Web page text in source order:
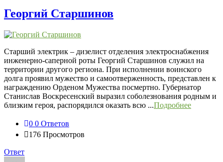
Георгий Старшинов
Старший электрик – дизелист отделения электроснабжения
инженерно-саперной роты Георгий Старшинов служил на
территории другого региона. При исполнении воинского
долга проявил мужество и самоотверженность, представлен к
награждению Орденом Мужества посмертно. Губернатор
Станислав Воскресенский выразил соболезнования родным и
близким героя, распорядился оказать всю ...Подробнее
0 0 Ответов
176 Просмотров
Ответ